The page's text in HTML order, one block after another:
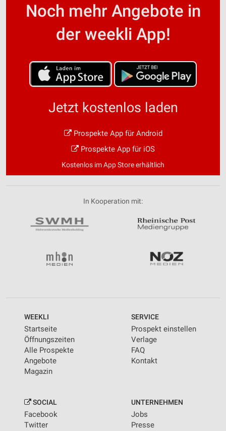
Noch mehr Angebote in
der weekli App!
Jetzt kostenlos laden
Prospekte App für Android
Prospekte App für iOS
Kostenlos im App Store erhältlich
In Kooperation mit:
WEEKLI
Startseite
Öffnungszeiten
Alle Prospekte
Angebote
Magazin
SERVICE
Prospekt einstellen
Verlage
FAQ
Kontakt
SOCIAL
Facebook
Twitter
UNTERNEHMEN
Jobs
Presse